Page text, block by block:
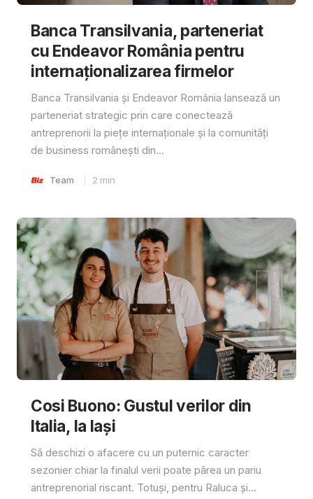
Banca Transilvania, parteneriat
cu Endeavor România pentru
internaționalizarea firmelor
Banca Transilvania și Endeavor România lansează un
parteneriat strategic prin care conectează
antreprenorii la piețe internaționale și la comunități
de business românești din...
Team 2 min
Cosi Buono: Gustul verilor din
Italia, la Iași
Să deschizi o afacere cu un puternic caracter
sezonier chiar la finalul verii poate părea un pariu
antreprenorial riscant. Totuși, pentru Raluca și...